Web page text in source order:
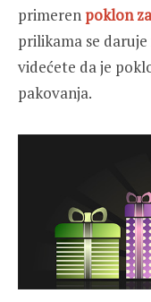
primeren poklon
prilikama se
videćete da je
pakovanja.